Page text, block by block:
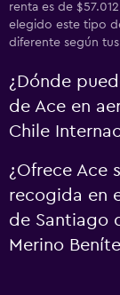
renta es de
elegido este tipo
diferente según
¿Dónde
de Ace en
Chile
¿Ofrece Ace
recogida en
de Santiago
Merino